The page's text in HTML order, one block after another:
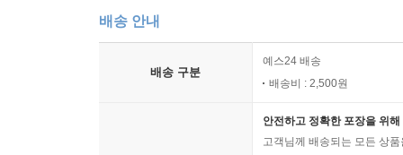
배송 안내
배송 구분
예스24 배송
배송비 : 2,500원
안전하고 정확한 포장을 위
고객님께 배송되는 모든 상